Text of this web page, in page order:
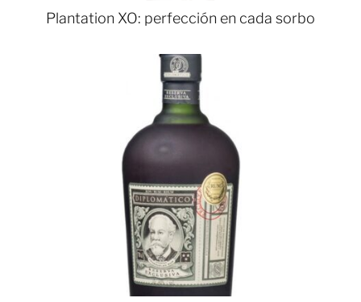
Plantation XO: perfección en cada sorbo